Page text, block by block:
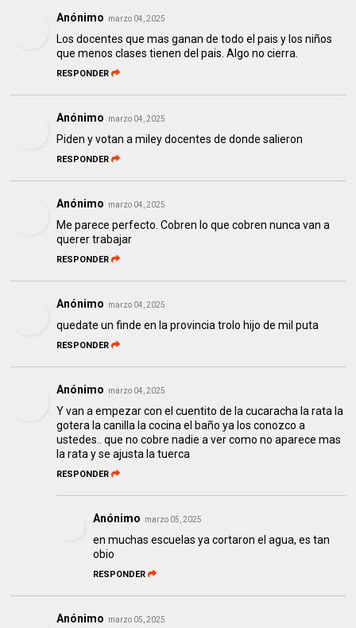
Anónimo marzo 04, 2025
Los docentes que mas ganan de todo el pais y los niños
que menos clases tienen del pais. Algo no cierra.
RESPONDER
Anónimo marzo 04, 2025
Piden y votan a miley docentes de donde salieron
RESPONDER
Anónimo marzo 04, 2025
Me parece perfecto. Cobren lo que cobren nunca van a
querer trabajar
RESPONDER
Anónimo marzo 04, 2025
quedate un finde en la provincia trolo hijo de mil puta
RESPONDER
Anónimo marzo 04, 2025
Y van a empezar con el cuentito de la cucaracha la rata la
gotera la canilla la cocina el baño ya los conozco a
ustedes.. que no cobre nadie a ver como no aparece mas
la rata y se ajusta la tuerca
RESPONDER
Anónimo marzo 05, 2025
en muchas escuelas ya cortaron el agua, es tan
obio
RESPONDER
Anónimo marzo 05, 2025